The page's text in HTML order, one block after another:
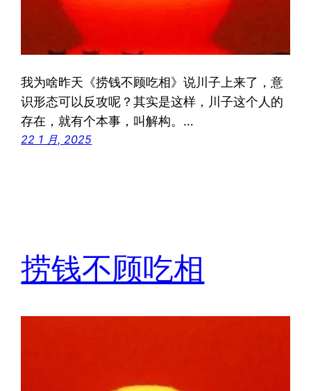
我为啥昨天《捞钱不顾吃相》说川子上来了，意
识形态可以反攻呢？其实是这样，川子这个人的
存在，就有个本事，叫解构。…
22 1 月, 2025
捞钱不顾吃相